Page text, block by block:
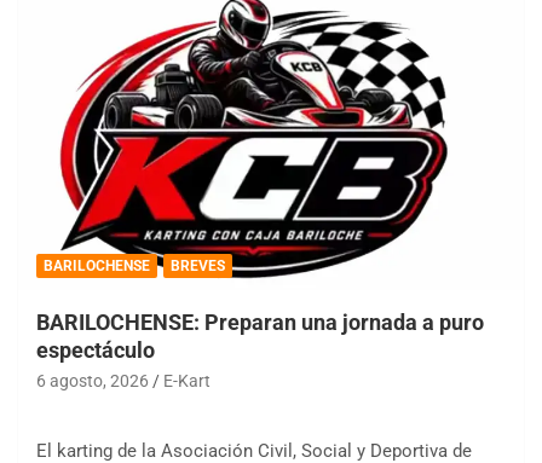
BARILOCHENSE BREVES
BARILOCHENSE: Preparan una jornada a puro
espectáculo
6 agosto, 2026 E-Kart
El karting de la Asociación Civil, Social y Deportiva de